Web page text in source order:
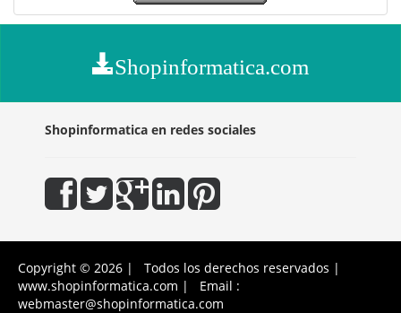
Shopinformatica.com
Shopinformatica en redes sociales
Copyright © 2026 | Todos los derechos reservados |
www.shopinformatica.com | Email :
webmaster@shopinformatica.com